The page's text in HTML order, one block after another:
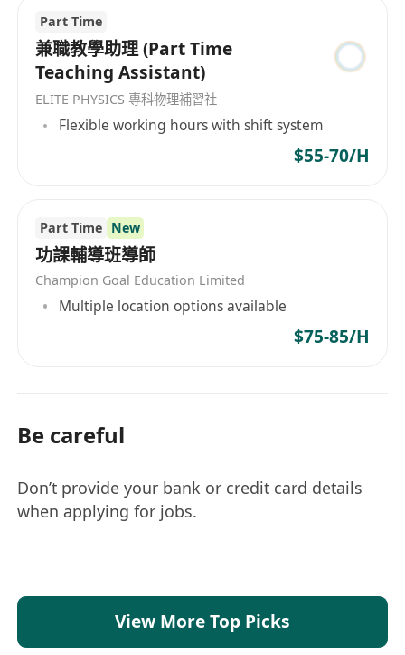
沟通能力和团队协作精神。
5、具有较好的销售技巧和谈判能力及客户维护意
识，能够有效推动项目成交。
6、具备较强的数据分析和文案能力，熟练使用社交
媒体和互联网工具。
7、热爱教育事业，认可教育行业的价值，愿意长期
能力。
Part Time
兼職教學助理 (Part Time
Teaching Assistant)
ELITE PHYSICS 專科物理補習社
Flexible working hours with shift system
$55-70/H
Part Time New
功課輔導班導師
Champion Goal Education Limited
Multiple location options available
$75-85/H
Be careful
Don’t provide your bank or credit card details
when applying for jobs.
View More Top Picks